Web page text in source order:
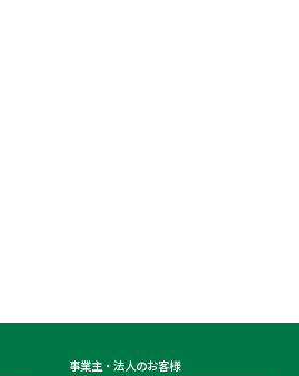
事業主・法人のお客様